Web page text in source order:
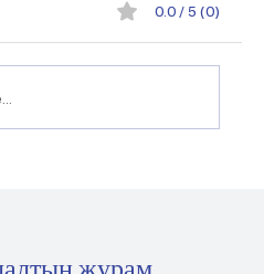
0.0 / 5 (0)
журам